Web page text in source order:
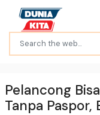
Pelancong
Tanpa Paspor,